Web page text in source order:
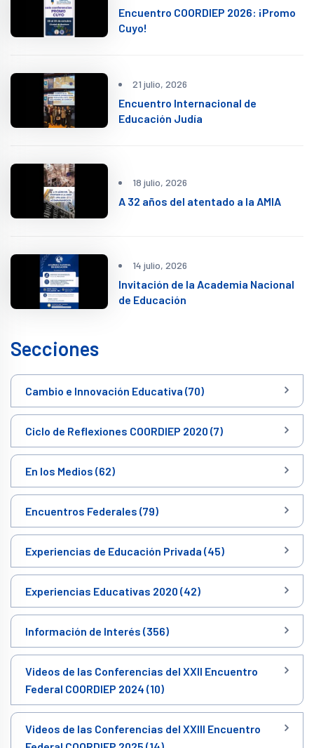
Encuentro COORDIEP 2026: ¡Promo
Cuyo!
21 julio, 2026
Encuentro Internacional de
Educación Judía
18 julio, 2026
A 32 años del atentado a la AMIA
14 julio, 2026
Invitación de la Academia Nacional
de Educación
Secciones
Cambio e Innovación Educativa (70)
Ciclo de Reflexiones COORDIEP 2020 (7)
En los Medios (62)
Encuentros Federales (79)
Experiencias de Educación Privada (45)
Experiencias Educativas 2020 (42)
Información de Interés (356)
Videos de las Conferencias del XXII Encuentro
Federal COORDIEP 2024 (10)
Videos de las Conferencias del XXIII Encuentro